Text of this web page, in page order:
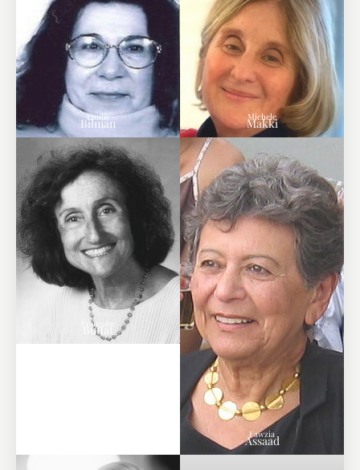
Emilie
Bilman Michele
Makki
Françoise
Buffat
Fawzia
Assaad